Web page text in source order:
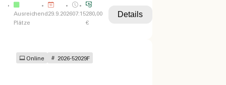
Ausreichend
Plätze
29.9.202607:15280,00
€
Details
Online 2026-52029F